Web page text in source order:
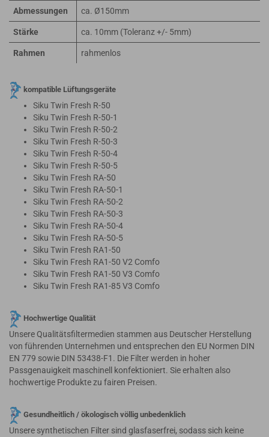
Abmessungen ca. Ø150mm
Stärke ca. 10mm (Toleranz +/- 5mm)
Rahmen rahmenlos
kompatible Lüftungsgeräte
Siku Twin Fresh R-50
Siku Twin Fresh R-50-1
Siku Twin Fresh R-50-2
Siku Twin Fresh R-50-3
Siku Twin Fresh R-50-4
Siku Twin Fresh R-50-5
Siku Twin Fresh RA-50
Siku Twin Fresh RA-50-1
Siku Twin Fresh RA-50-2
Siku Twin Fresh RA-50-3
Siku Twin Fresh RA-50-4
Siku Twin Fresh RA-50-5
Siku Twin Fresh RA1-50
Siku Twin Fresh RA1-50 V2 Comfo
Siku Twin Fresh RA1-50 V3 Comfo
Siku Twin Fresh RA1-85 V3 Comfo
Hochwertige Qualität
Unsere Qualitätsfiltermedien stammen aus Deutscher Herstellung
von führenden Unternehmen und entsprechen den EU Normen DIN
EN 779 sowie DIN 53438-F1. Die Filter werden in hoher
Passgenauigkeit maschinell konfektioniert. Sie erhalten also
hochwertige Produkte zu fairen Preisen.
Gesundheitlich / ökologisch völlig unbedenklich
Unsere synthetischen Filter sind glasfaserfrei, sodass sich keine